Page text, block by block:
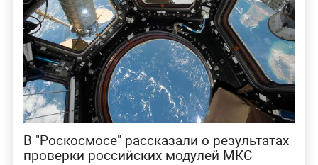
В "Роскосмосе" рассказали о результатах
проверки российских модулей МКС